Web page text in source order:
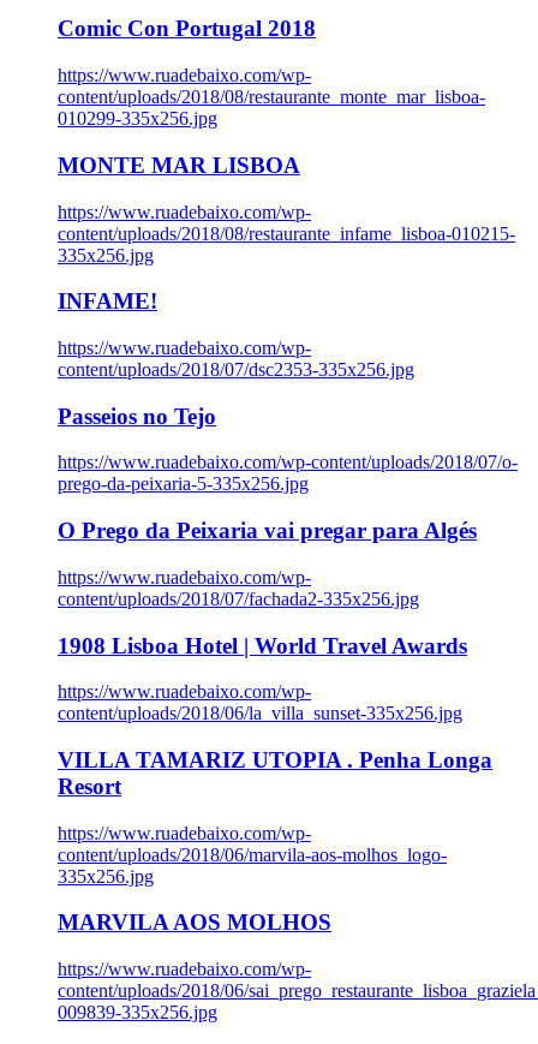
Comic Con Portugal 2018
https://www.ruadebaixo.com/wp-
content/uploads/2018/08/restaurante_monte_mar_lisboa-
010299-335x256.jpg
MONTE MAR LISBOA
https://www.ruadebaixo.com/wp-
content/uploads/2018/08/restaurante_infame_lisboa-010215-
335x256.jpg
INFAME!
https://www.ruadebaixo.com/wp-
content/uploads/2018/07/dsc2353-335x256.jpg
Passeios no Tejo
https://www.ruadebaixo.com/wp-content/uploads/2018/07/o-
prego-da-peixaria-5-335x256.jpg
O Prego da Peixaria vai pregar para Algés
https://www.ruadebaixo.com/wp-
content/uploads/2018/07/fachada2-335x256.jpg
1908 Lisboa Hotel | World Travel Awards
https://www.ruadebaixo.com/wp-
content/uploads/2018/06/la_villa_sunset-335x256.jpg
VILLA TAMARIZ UTOPIA . Penha Longa
Resort
https://www.ruadebaixo.com/wp-
content/uploads/2018/06/marvila-aos-molhos_logo-
335x256.jpg
MARVILA AOS MOLHOS
https://www.ruadebaixo.com/wp-
content/uploads/2018/06/
009839-335x256.jpg